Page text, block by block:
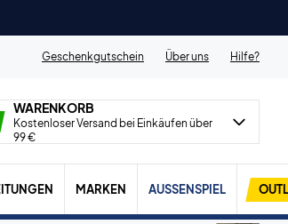
Geschenkgutschein
Über uns Hilfe?
WARENKORB
Kostenloser Versand bei Einkäufen über
99 €
MARKEN AUSSENSPIEL